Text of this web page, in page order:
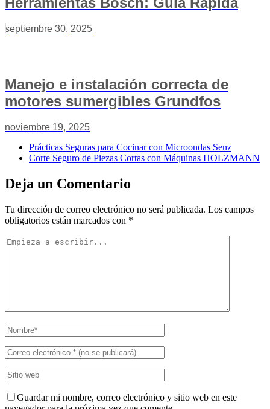
septiembre 30, 2025
Manejo e instalación correcta de
motores sumergibles Grundfos
noviembre 19, 2025
Prácticas Seguras para Cocinar con Microondas Senz
Corte Seguro de Piezas Cortas con Máquinas HOLZMANN
Deja un Comentario
Tu dirección de correo electrónico no será publicada. Los campos
obligatorios están marcados con *
Guardar mi nombre, correo electrónico y sitio web en este